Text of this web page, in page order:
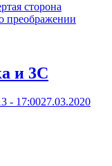
сторона
преображении
и 3С
- 17:0027.03.2020